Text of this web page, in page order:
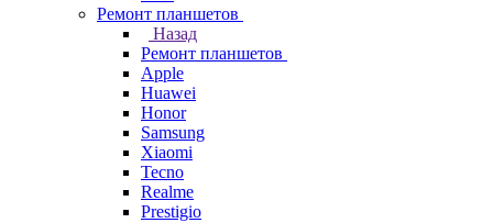
Ремонт планшетов
Назад
Ремонт планшетов
Apple
Huawei
Honor
Samsung
Xiaomi
Tecno
Realme
Prestigio